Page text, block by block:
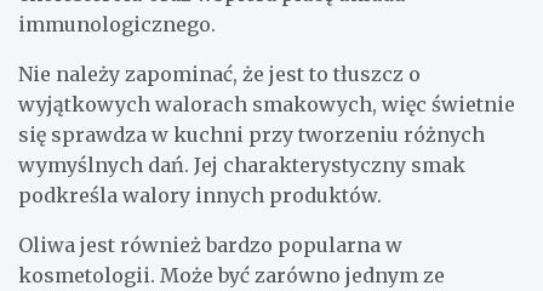
immunologicznego.
Nie należy zapominać, że jest to tłuszcz o
wyjątkowych walorach smakowych, więc świetnie
się sprawdza w kuchni przy tworzeniu różnych
wymyślnych dań. Jej charakterystyczny smak
podkreśla walory innych produktów.
Oliwa jest również bardzo popularna w
kosmetologii. Może być zarówno jednym ze